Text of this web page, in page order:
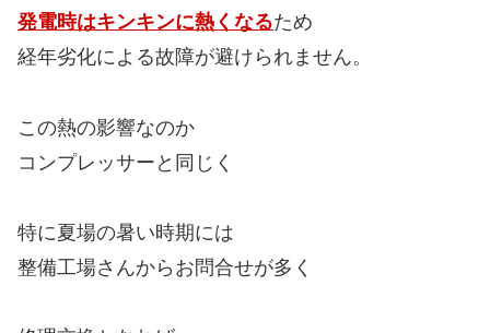
発電時はキンキンに熱くなるため
経年劣化による故障が避けられません。
この熱の影響なのか
コンプレッサーと同じく
特に夏場の暑い時期には
整備工場さんからお問合せが多く